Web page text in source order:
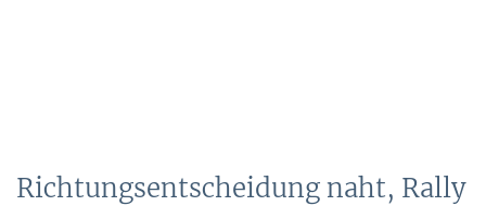
Richtungsentscheidung naht, Rally